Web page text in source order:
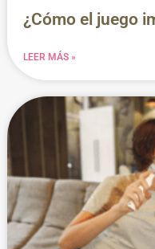
¿Cómo el juego
LEER MÁS »